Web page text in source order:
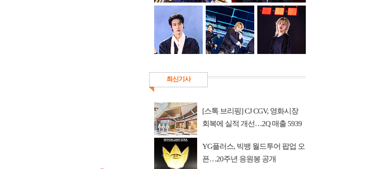
최신기사
[스톡 브리핑] CJ CGV, 영화시장
회복에 실적 개선…2Q 매출 5939
YG플러스, 빅뱅 월드투어 팝업 오
픈…20주년 응원봉 공개